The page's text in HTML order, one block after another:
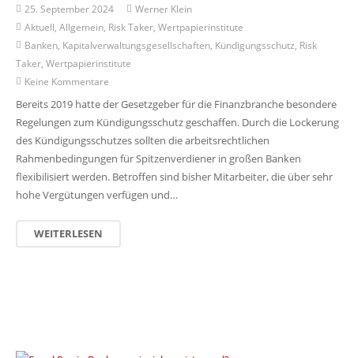
25. September 2024
Werner Klein
Aktuell ,Allgemein Risk Taker ,Wertpapierinstitute
Banken Kapitalverwaltungsgesellschaften Kündigungsschutz Risk
Taker, Wertpapierinstitute
Keine Kommentare
Bereits 2019 hatte der Gesetzgeber für die Finanzbranche besondere
Regelungen zum Kündigungsschutz geschaffen. Durch die Lockerung
des Kündigungsschutzes sollten die arbeitsrechtlichen
Rahmenbedingungen für Spitzenverdiener in großen Banken
flexibilisiert werden. Betroffen sind bisher Mitarbeiter, die über sehr
hohe Vergütungen verfügen und…
WEITERLESEN